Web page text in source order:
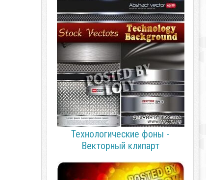
Технологические фоны -
Векторный клипарт